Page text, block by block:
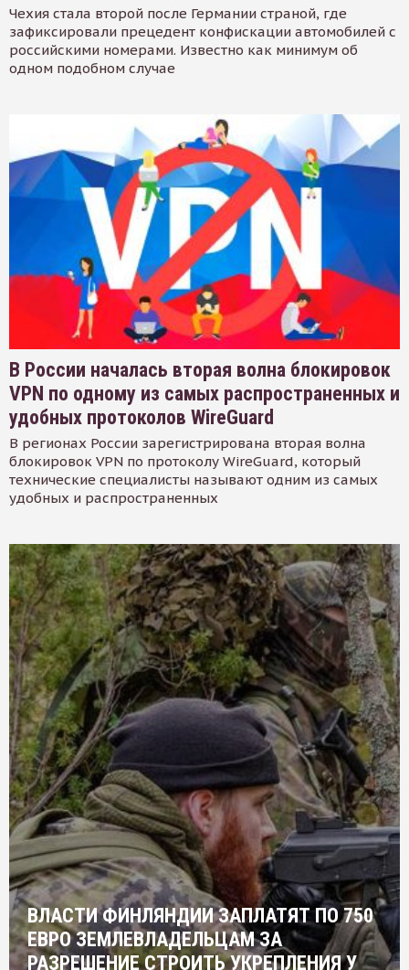
Чехия стала второй после Германии страной, где
зафиксировали прецедент конфискации автомобилей с
российскими номерами. Известно как минимум об
одном подобном случае
В России началась вторая волна блокировок
VPN по одному из самых распространенных и
удобных протоколов WireGuard
В регионах России зарегистрирована вторая волна
блокировок VPN по протоколу WireGuard, который
технические специалисты называют одним из самых
удобных и распространенных
ВЛАСТИ ФИНЛЯНДИИ ЗАПЛАТЯТ ПО 750
ЕВРО ЗЕМЛЕВЛАДЕЛЬЦАМ ЗА
РАЗРЕШЕНИЕ СТРОИТЬ УКРЕПЛЕНИЯ У